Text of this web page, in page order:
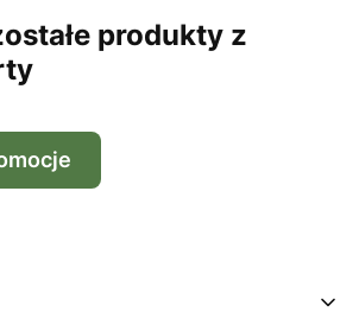
produkty z